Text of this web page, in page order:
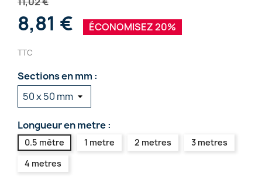
8,81 € ÉCONOMISEZ 20%
TTC
Sections en mm :
Longueur en metre :
0.5 mètre 1 metre 2 metres
3 metres
4 metres